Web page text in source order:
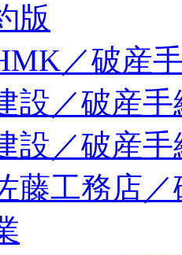
版
／破
設／破産
設／破産
藤工務店